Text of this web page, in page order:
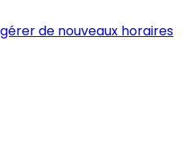
de nouveaux horaires